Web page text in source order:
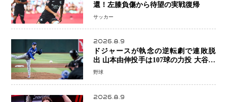
還！左膝負傷から待望の実戦復帰
サッカー
2026.8.9
ドジャースが執念の逆転劇で連敗脱
出 山本由伸投手は107球の力投 大谷翔
平選手が延長10回に勝利を呼び込む一
野球
2026.8.9